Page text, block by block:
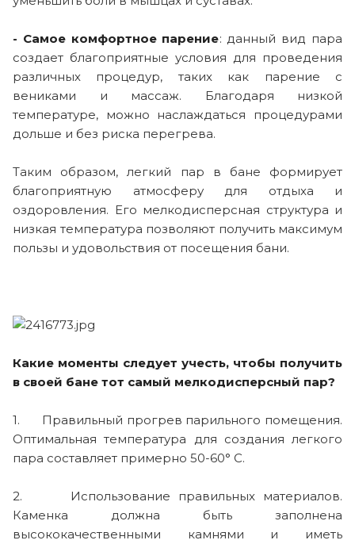
- Самое комфортное парение: данный вид пара
создает благоприятные условия для проведения
различных процедур, таких как парение с
вениками и массаж. Благодаря низкой
температуре, можно наслаждаться процедурами
дольше и без риска перегрева.
Таким образом, легкий пар в бане формирует
благоприятную атмосферу для отдыха и
оздоровления. Его мелкодисперсная структура и
низкая температура позволяют получить максимум
пользы и удовольствия от посещения бани.
Какие моменты следует учесть, чтобы получить
в своей бане тот самый мелкодисперсный пар?
1. Правильный прогрев парильного помещения.
Оптимальная температура для создания легкого
пара составляет примерно 50-60° С.
2. Использование правильных материалов.
Каменка должна быть заполнена
высококачественными камнями и иметь